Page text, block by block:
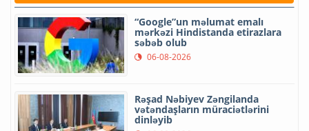
“Google”un məlumat emalı
mərkəzi Hindistanda etirazlara
səbəb olub
06-08-2026
Rəşad Nəbiyev Zəngilanda
vətəndaşların müraciətlərini
dinləyib